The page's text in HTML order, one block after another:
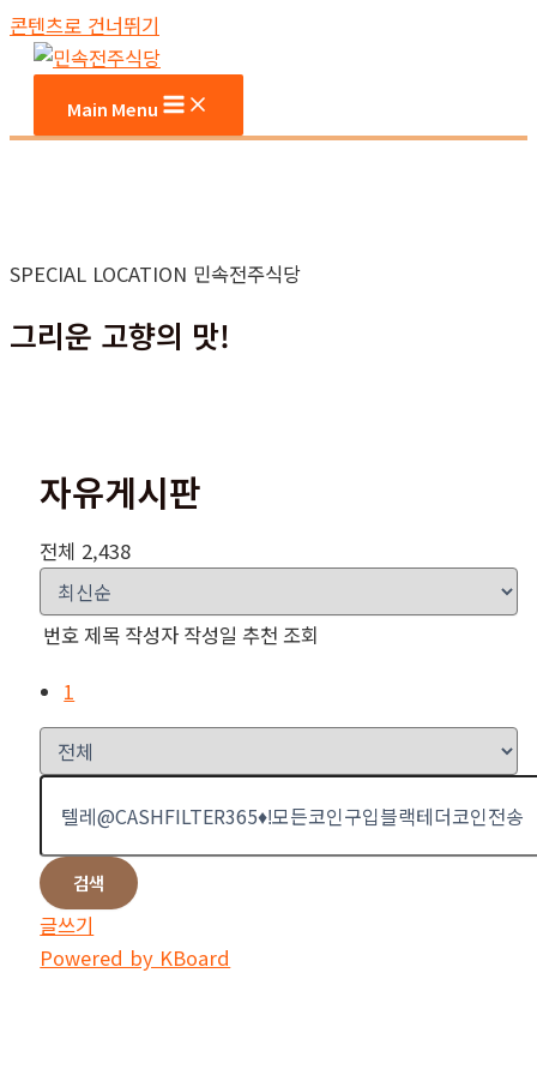
콘텐츠로 건너뛰기
Main Menu
SPECIAL LOCATION 민속전주식당
그리운 고향의 맛!
자유게시판
전체 2,438
번호제목 작성자 작성일 추천 조회
1
검색
글쓰기
Powered by KBoard